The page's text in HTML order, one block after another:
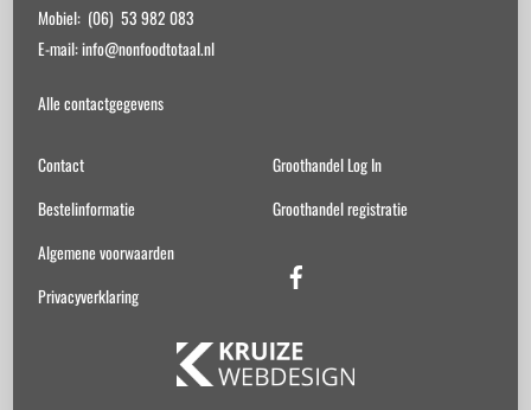
Mobiel: (06) 53 982 083
E-mail: info@nonfoodtotaal.nl
Alle contactgegevens
Contact
Bestelinformatie
Algemene voorwaarden
Privacyverklaring
Groothandel Log In
Groothandel registratie